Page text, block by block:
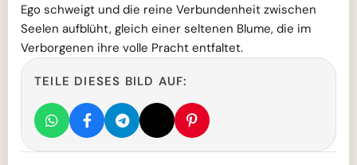
Ego schweigt und die reine Verbundenheit zwischen
Seelen aufblüht, gleich einer seltenen Blume, die im
Verborgenen ihre volle Pracht entfaltet.
TEILE DIESES BILD AUF: